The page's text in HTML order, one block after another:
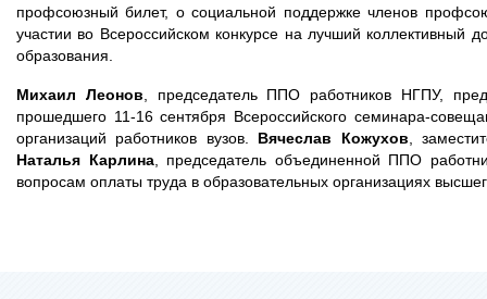
профсоюзный билет, о социальной поддержке членов
участии во Всероссийском конкурсе на лучший коллективный
образования.
Михаил Леонов , председатель ППО работников НГПУ,
прошедшего 11-16 сентября Всероссийского семинара-
организаций работников вузов. Вячеслав Кожухов ,
Наталья Карлина, председатель объединенной ППО
вопросам оплаты труда в образовательных организациях